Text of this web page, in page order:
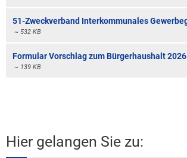
~ 532 KB
Formular Vorschlag zum Bürgerhaushalt 2026
~ 139 KB
Hier gelangen Sie zu: